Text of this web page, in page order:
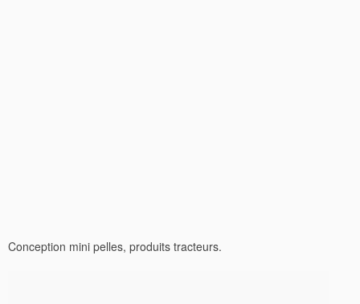
Conception mini pelles, produits tracteurs.